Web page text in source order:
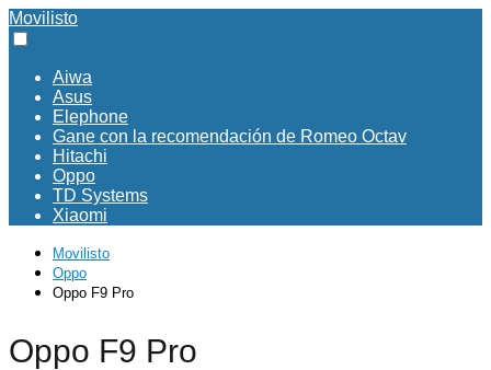
Movilisto
Aiwa
Asus
Elephone
Gane con la recomendación de Romeo Octav
Hitachi
Oppo
TD Systems
Xiaomi
Movilisto
Oppo
Oppo F9 Pro
Oppo F9 Pro